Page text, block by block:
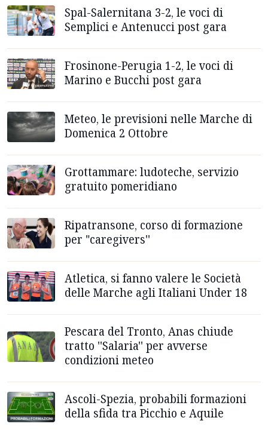
Spal-Salernitana 3-2, le voci di
Semplici e Antenucci post gara
Frosinone-Perugia 1-2, le voci di
Marino e Bucchi post gara
Meteo, le previsioni nelle Marche di
Domenica 2 Ottobre
Grottammare: ludoteche, servizio
gratuito pomeridiano
Ripatransone, corso di formazione
per "caregivers''
Atletica, si fanno valere le Società
delle Marche agli Italiani Under 18
Pescara del Tronto, Anas chiude
tratto ''Salaria'' per avverse
condizioni meteo
Ascoli-Spezia, probabili formazioni
della sfida tra Picchio e Aquile